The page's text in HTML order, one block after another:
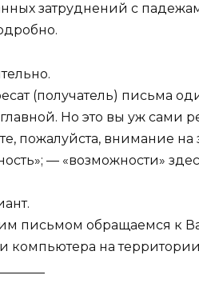
затруднений c
(получатель) письма
Но это вы уж сами
пожалуйста, внимание
— «возможности»
письмом обращаемся к
компьютера на